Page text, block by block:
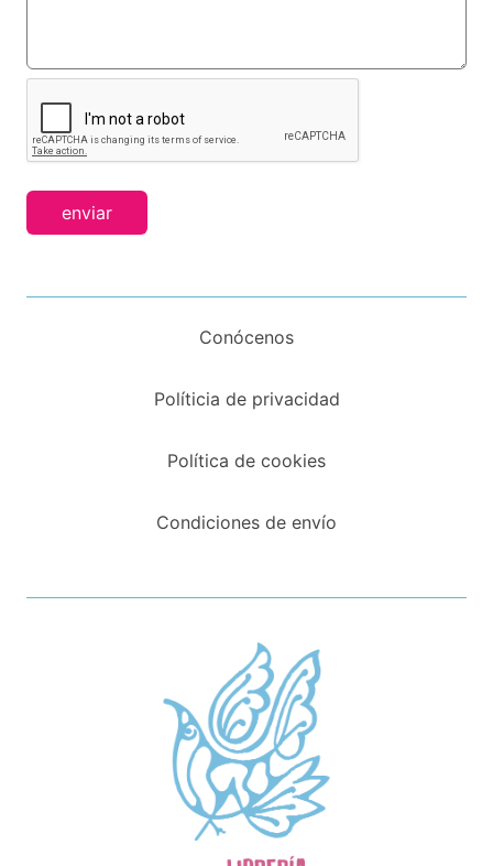
enviar
Conócenos
Políticia de privacidad
Política de cookies
Condiciones de envío